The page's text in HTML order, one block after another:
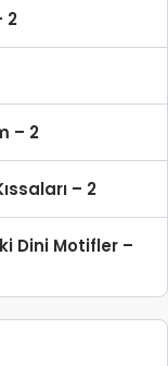
2
– 2
– 2
Dini Motifler –